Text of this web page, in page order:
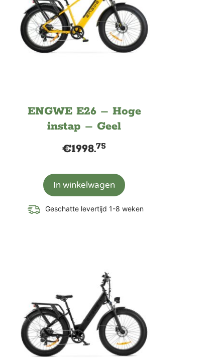
ENGWE E26 – Hoge
instap – Geel
€1998.75
In winkelwagen
Geschatte levertijd 1-8 weken